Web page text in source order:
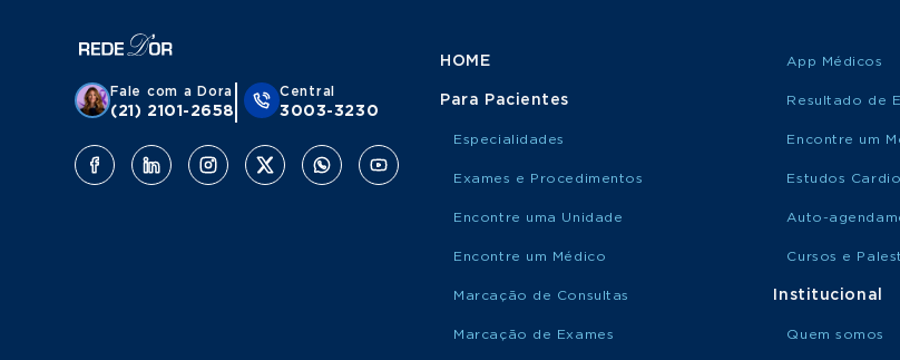
Fale com a Dora
(21) 2101-2658
Central
3003-3230
HOME
Para Pacientes
Especialidades
Exames e Procedimentos
Encontre uma Unidade
Encontre um Médico
Marcação de Consultas
Marcação de Exames
App Médicos
Resultado de
Encontre um
Estudos
Auto-
Cursos e
Institucional
Quem somos